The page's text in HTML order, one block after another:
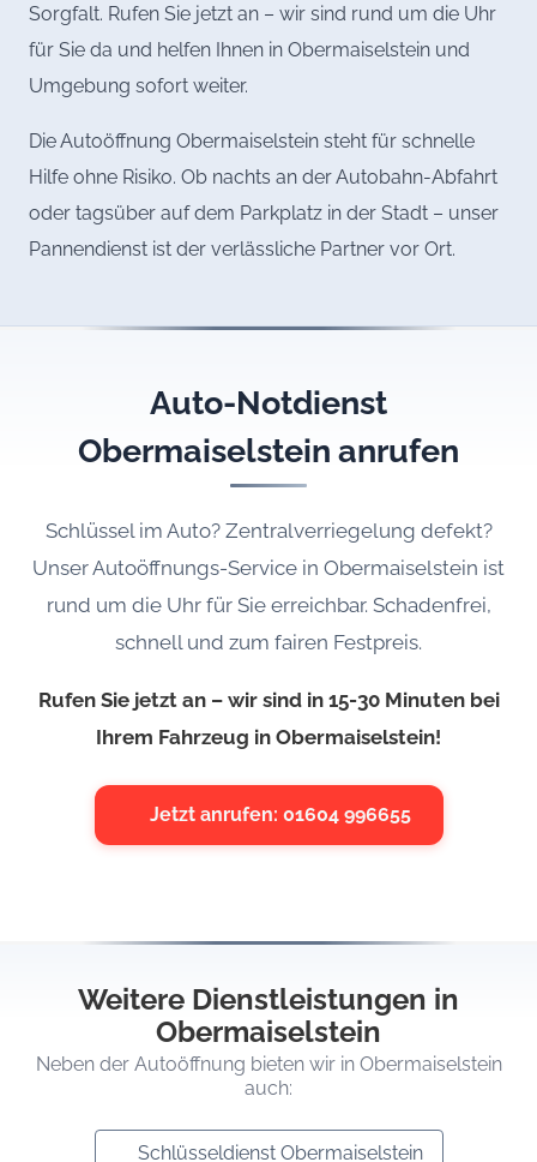
Sorgfalt. Rufen Sie jetzt an – wir sind rund um die Uhr
für Sie da und helfen Ihnen in Obermaiselstein und
Umgebung sofort weiter.
Die Autoöffnung Obermaiselstein steht für schnelle
Hilfe ohne Risiko. Ob nachts an der Autobahn-Abfahrt
oder tagsüber auf dem Parkplatz in der Stadt – unser
Pannendienst ist der verlässliche Partner vor Ort.
Auto-Notdienst
Obermaiselstein anrufen
Schlüssel im Auto? Zentralverriegelung defekt?
Unser Autoöffnungs-Service in Obermaiselstein ist
rund um die Uhr für Sie erreichbar. Schadenfrei,
schnell und zum fairen Festpreis.
Rufen Sie jetzt an – wir sind in 15-30 Minuten bei
Ihrem Fahrzeug in Obermaiselstein!
Jetzt anrufen: 01604 996655
Weitere Dienstleistungen in
Obermaiselstein
Neben der Autoöffnung bieten wir in Obermaiselstein
auch:
Schlüsseldienst Obermaiselstein